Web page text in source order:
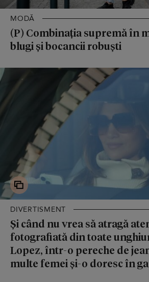
MODĂ
(P) Combinația supremă în
blugi și bocancii robuști
DIVERTISMENT
Și când nu vrea să atragă
fotografiată din toate
Lopez, într-o pereche de
multe femei și-o doresc în